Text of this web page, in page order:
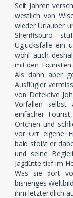
Seit Jahren
westlich von
wieder Urlauber
Sheriffsbüro
Uglücksfälle ein
wohl auch
mit den
Als dann aber
Ausflügler
von Detektive
Vorfällen selbst
einfacher
Örtchen und
vor Ort eigene
bald stößt er
und seine
Jagdütte tief im
Was sie dort
bisheriges
ihm letztendlich